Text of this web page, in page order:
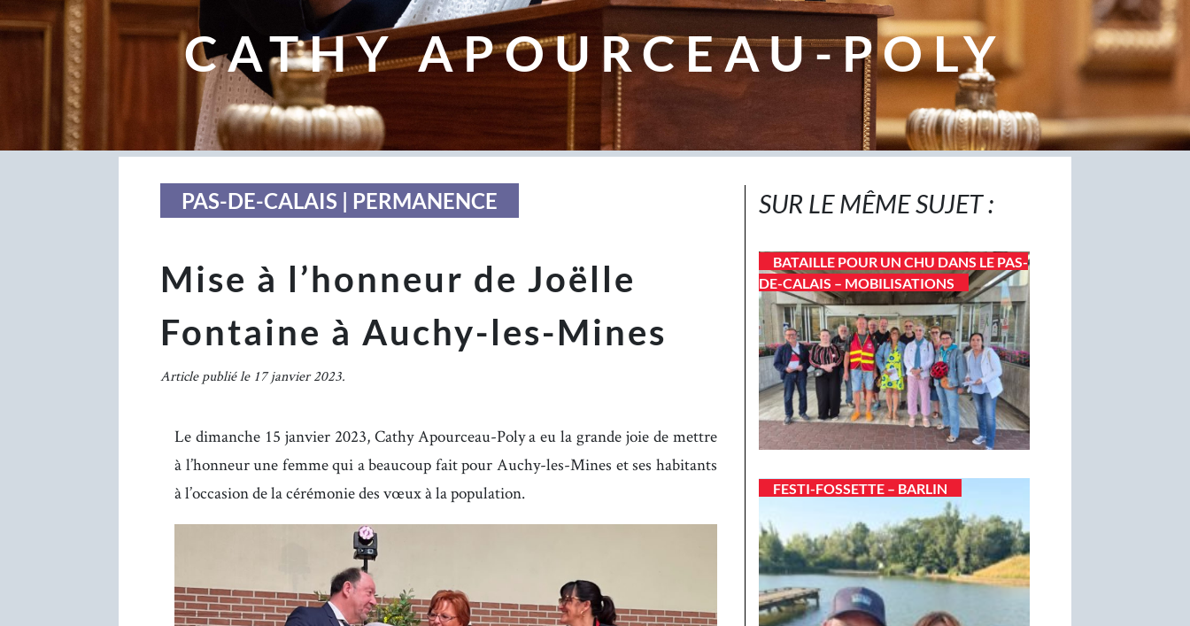
CATHY APOURCEAU-POLY
PAS-DE-CALAIS | PERMANENCE
Mise à l’honneur de Joëlle
Fontaine à Auchy-les-Mines
Article publié le 17 janvier 2023.
Le dimanche 15 janvier 2023, Cathy Apourceau-Poly a eu la grande joie de mettre
à l’honneur une femme qui a beaucoup fait pour Auchy-les-Mines et ses habitants
à l’occasion de la cérémonie des vœux à la population.
SUR LE MÊME SUJET :
BATAILLE POUR UN CHU DANS LE PAS-
DE-CALAIS – MOBILISATIONS
FESTI-FOSSETTE – BARLIN